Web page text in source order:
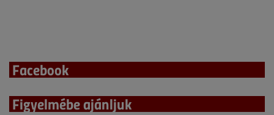
Facebook
Figyelmébe ajánljuk